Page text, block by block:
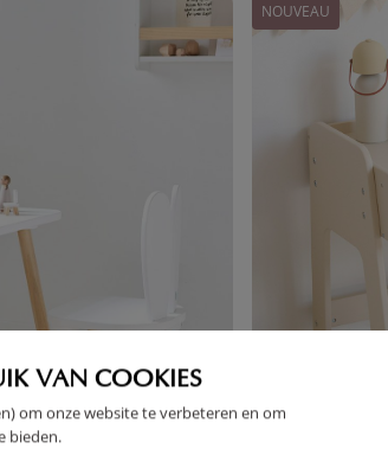
VAN COOKIES
om onze website te verbeteren en om
bieden.
NOUVEAU